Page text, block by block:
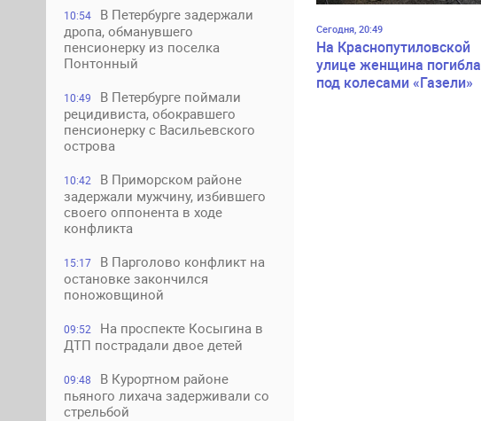
10:54
В Петербурге задержали
дропа, обманувшего
пенсионерку из поселка
Понтонный
10:49
В Петербурге поймали
рецидивиста, обокравшего
пенсионерку с Васильевского
острова
10:42
В Приморском районе
задержали мужчину, избившего
своего оппонента в ходе
конфликта
15:17
В Парголово конфликт на
остановке закончился
поножовщиной
09:52
На проспекте Косыгина в
ДТП пострадали двое детей
09:48
В Курортном районе
пьяного лихача задерживали со
стрельбой
Сегодня, 20:49
На Краснопутиловской
улице женщина погибла
под колесами «Газели»